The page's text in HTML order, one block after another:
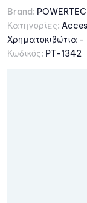
Brand:
Κατηγορίες:
Χρηματοκιβώτια -
Κωδικός: PT-1342